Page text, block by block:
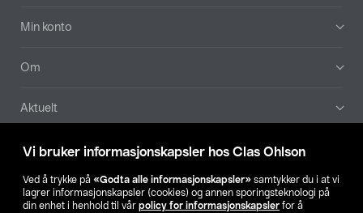
Vi bruker informasjonskapsler hos Clas Ohlson
Ved å trykke på «Godta alle informasjonskapsler» samtykker du i at vi
lagrer informasjonskapsler (cookies) og annen sporingsteknologi på
din enhet i henhold til vår policy for informasjonskapsler for å
Min konto
Om
Aktuelt
Våre selskaper
Finn din butikk